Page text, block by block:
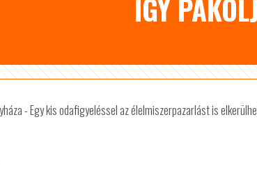
ÍGY
- Egy kis odafigyeléssel az élelmiszerpazarlást is